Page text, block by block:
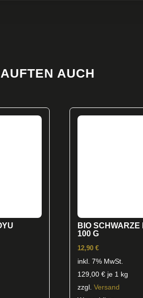
AUCH
BIO SCHWARZE
100 G
12,90€
inkl. 7% MwSt.
129,00€ je 1 kg
zzgl.Versand